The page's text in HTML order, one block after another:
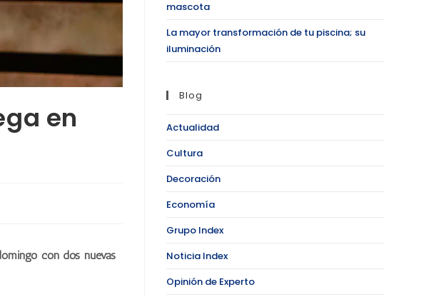
en
con dos nuevas
mascota
La mayor transformación de tu piscina; su
iluminación
Blog
Actualidad
Cultura
Decoración
Economía
Grupo Index
Noticia Index
Opinión de Experto